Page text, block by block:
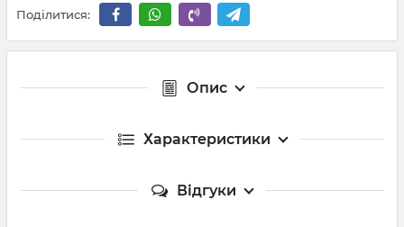
Поділитися:
Опис
Характеристики
Відгуки